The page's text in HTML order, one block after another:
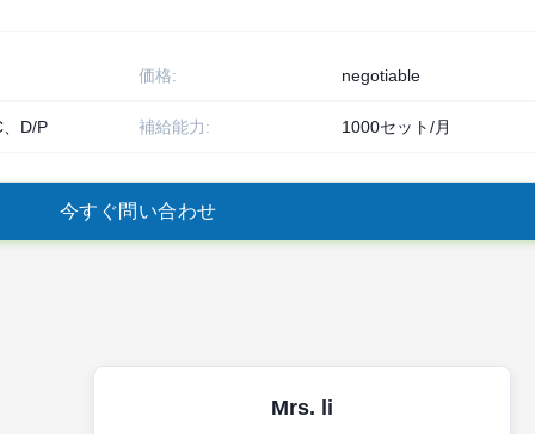
価格: negotiable
D/P 補給能力: 1000セット/月
今す ぐ問 い合わせ
Mrs. li